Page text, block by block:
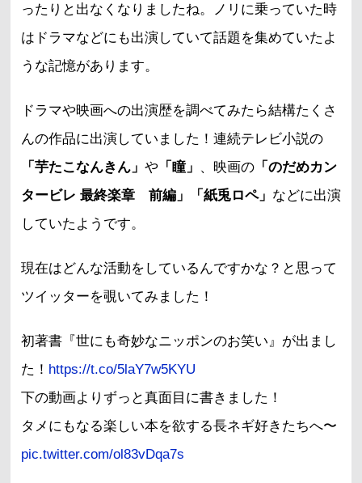
ったりと出なくなりましたね。ノリに乗っていた時
はドラマなどにも出演していて話題を集めていたよ
うな記憶があります。
ドラマや映画への出演歴を調べてみたら結構たくさ
んの作品に出演していました！連続テレビ小説の
「芋たこなんきん」 や「瞳」 、映画の「のだめカン
タービレ 最終楽章 前編」「紙兎ロペ」 などに出演
していたようです。
現在はどんな活動をしているんですかな？と思って
ツイッターを覗いてみました！
初著書『世にも奇妙なニッポンのお笑い』が出まし
た！ https://t.co/5laY7w5KYU
下の動画よりずっと真面目に書きました！
タメにもなる楽しい本を欲する長ネギ好きたちへ〜
pic.twitter.com/ol83vDqa7s